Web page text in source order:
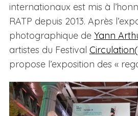
internationaux est mis à
RATP depuis 2013. Après
photographique de Yann
artistes du Festival
propose l’exposition des «